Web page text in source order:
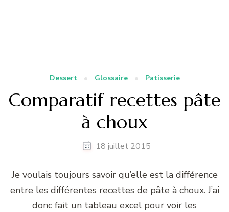
Dessert Glossaire Patisserie
Comparatif recettes pâte
à choux
18 juillet 2015
Je voulais toujours savoir qu’elle est la différence
entre les différentes recettes de pâte à choux. J’ai
donc fait un tableau excel pour voir les